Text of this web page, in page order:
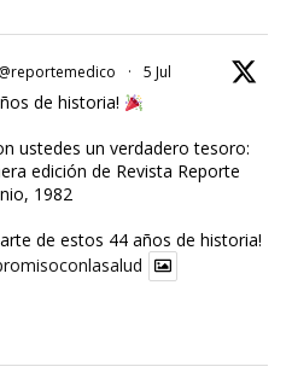
@reportemedico · 5 Jul
de historia!
ustedes un verdadero tesoro:
edición de Revista Reporte
1982
de estos 44 años de historia!